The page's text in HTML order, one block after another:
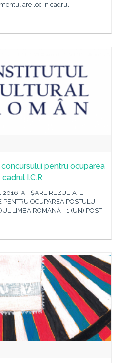
are loc in cadrul
pentru ocuparea
I.C.R
2016: AFIȘARE REZULTATE
PENTRU OCUPAREA POSTULUI
LIMBA ROMÂNĂ - 1 (UN) POST